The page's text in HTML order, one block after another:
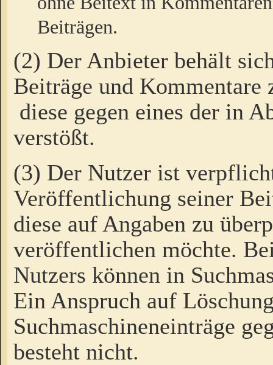
Beiträgen.
(2) Der Anbieter behält
Beiträge und Kommentare
diese gegen eines der in
verstößt.
(3) Der Nutzer ist
Veröffentlichung seiner
diese auf Angaben zu
veröffentlichen möchte.
Nutzers können in
Ein Anspruch auf
Suchmaschineneinträge
besteht nicht.